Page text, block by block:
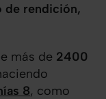
de rendición,
más de 2400
8, como